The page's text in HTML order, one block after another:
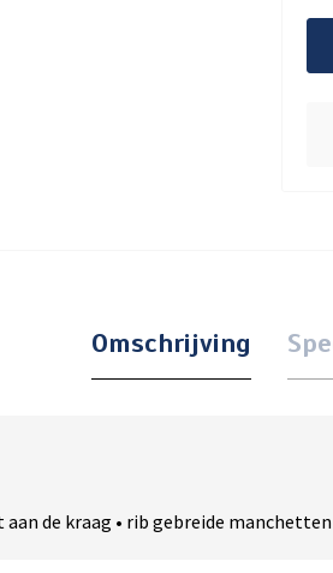
Omschrijving
de kraag • rib gebreide